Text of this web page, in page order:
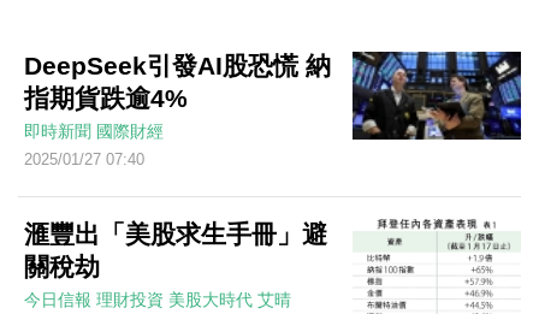
DeepSeek引發AI股恐慌 納
指期貨跌逾4%
即時新聞 國際財經
2025/01/27 07:40
滙豐出「美股求生手冊」避
關稅劫
今日信報 理財投資 美股大時代 艾晴